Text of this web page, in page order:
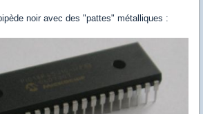
noir avec des "pattes" métalliques :